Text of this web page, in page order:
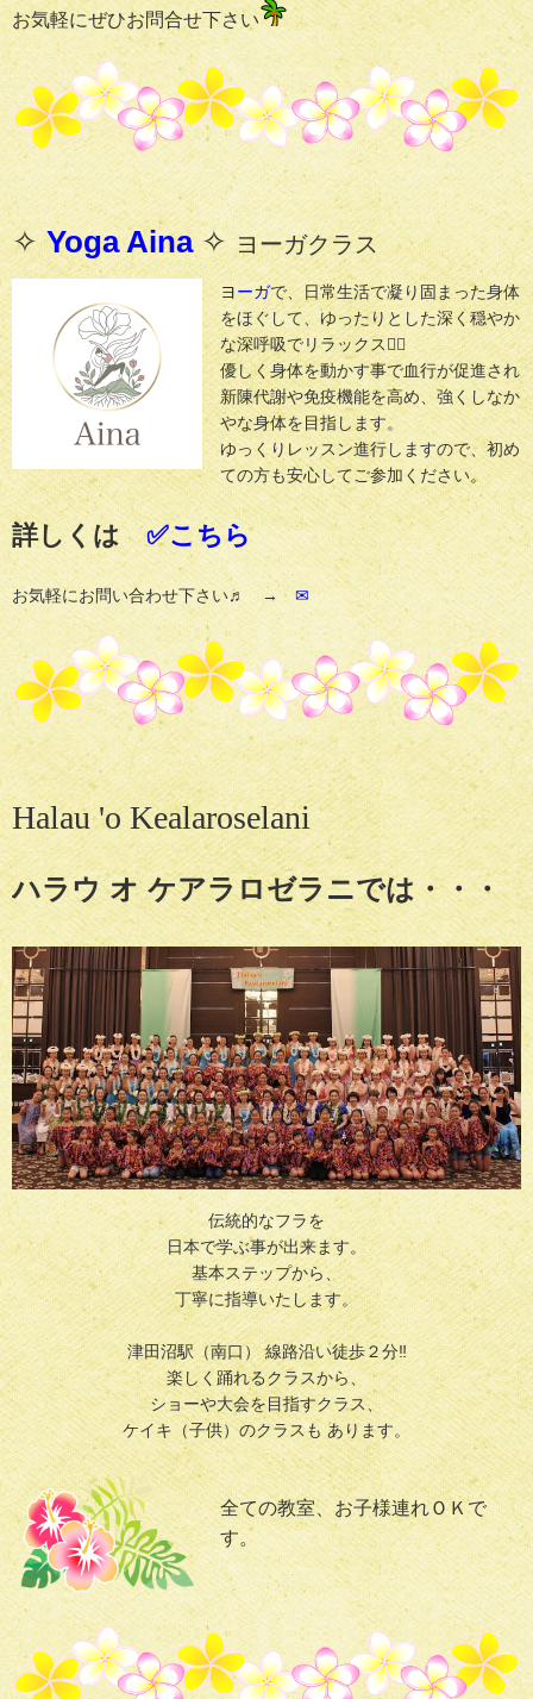
お気軽にぜひお問合せ下さい
✧Yoga Aina ✧ ヨーガクラス
ヨーガで、日常生活で凝り固まった身体
をほぐして、ゆったりとした深く穏やか
な深呼吸でリラックス🧘‍♀️
優しく身体を動かす事で血行が促進され
新陳代謝や免疫機能を高め、強くしなか
やな身体を目指します。
ゆっくりレッスン進行しますので、初め
ての方も安心してご参加ください。
詳しくは✅こちら
お気軽にお問い合わせ下さい♬ →✉
Halau 'o Kealaroselani
ハラウ オ ケアラロゼラニでは・・・
伝統的なフラを
日本で学ぶ事が出来ます。
基本ステップから、
丁寧に指導いたします。
津田沼駅（南口） 線路沿い徒歩２分‼
楽しく踊れるクラスから、
ショーや大会を目指すクラス、
ケイキ（子供）のクラスも あります。
全ての教室、お子様連れＯＫで
す。